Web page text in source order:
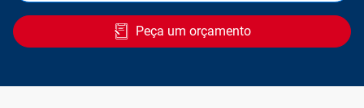
Peça um orçamento